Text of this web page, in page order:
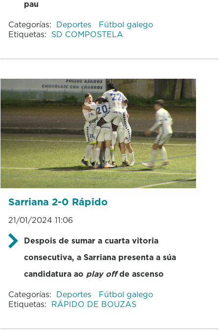
pau
Categorías: Deportes
Fútbol galego
Etiquetas: SD COMPOSTELA
Sarriana 2-0 Rápido
21/01/2024 11:06
Despois de sumar a cuarta vitoria
consecutiva, a Sarriana presenta a súa
candidatura ao play offde ascenso
Categorías: Deportes
Fútbol galego
Etiquetas: RÁPIDO DE BOUZAS